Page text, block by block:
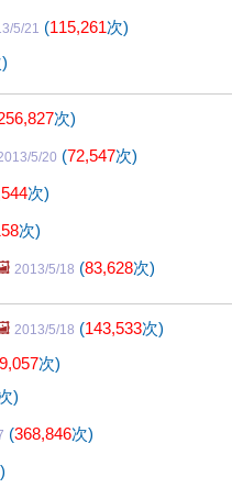
5/21 (115,261次)
次)
5/20 (72,547次)
次)
次)
2013/5/18 (83,628次)
2013/5/18 (143,533次)
次)
)
(368,846次)